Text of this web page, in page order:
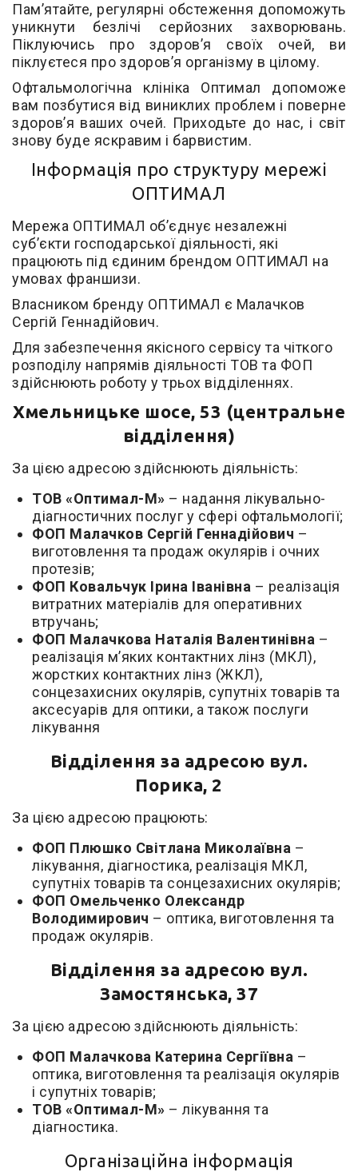
Пам’ятайте, регулярні обстеження допоможуть
уникнути безлічі серйозних захворювань.
Піклуючись про здоров’я своїх очей, ви
піклуєтеся про здоров’я організму в цілому.
Офтальмологічна клініка Оптимал допоможе
вам позбутися від виниклих проблем і поверне
здоров’я ваших очей. Приходьте до нас, і світ
знову буде яскравим і барвистим.
Інформація про структуру мережі
ОПТИМАЛ
Мережа ОПТИМАЛ об’єднує незалежні
суб’єкти господарської діяльності, які
працюють під єдиним брендом ОПТИМАЛ на
умовах франшизи.
Власником бренду ОПТИМАЛ є Малачков
Сергій Геннадійович.
Для забезпечення якісного сервісу та чіткого
розподілу напрямів діяльності ТОВ та ФОП
здійснюють роботу у трьох відділеннях.
Хмельницьке шосе, 53 (центральне
відділення)
За цією адресою здійснюють діяльність:
ТОВ «Оптимал-М» – надання лікувально-
діагностичних послуг у сфері офтальмології;
ФОП Малачков Сергій Геннадійович –
виготовлення та продаж окулярів і очних
протезів;
ФОП Ковальчук Ірина Іванівна – реалізація
витратних матеріалів для оперативних
втручань;
ФОП Малачкова Наталія Валентинівна –
реалізація м’яких контактних лінз (МКЛ),
жорстких контактних лінз (ЖКЛ),
сонцезахисних окулярів, супутніх товарів та
аксесуарів для оптики, а також послуги
лікування
Відділення за адресою вул.
Порика, 2
За цією адресою працюють:
ФОП Плюшко Світлана Миколаївна –
лікування, діагностика, реалізація МКЛ,
супутніх товарів та сонцезахисних окулярів;
ФОП Омельченко Олександр
Володимирович – оптика, виготовлення та
продаж окулярів.
Відділення за адресою вул.
Замостянська, 37
За цією адресою здійснюють діяльність:
ФОП Малачкова Катерина Сергіївна –
оптика, виготовлення та реалізація окулярів
і супутніх товарів;
ТОВ «Оптимал-М» – лікування та
діагностика.
Організаційна інформація